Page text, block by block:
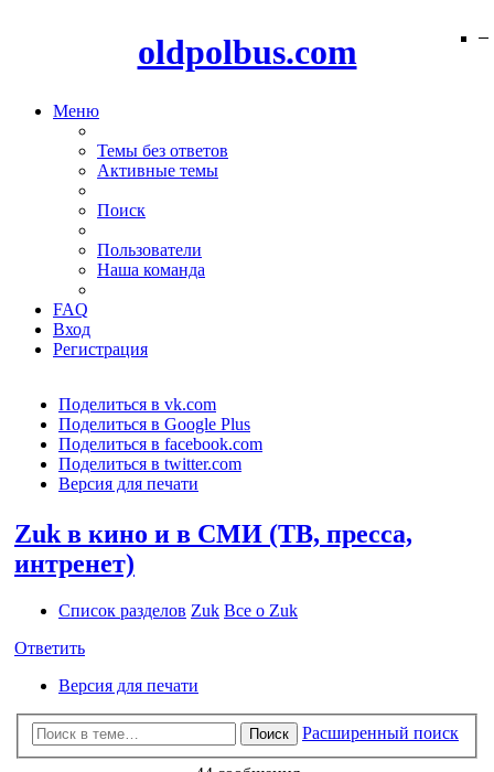
oldpolbus.com
Меню
Темы без ответов
Активные темы
Поиск
Пользователи
Наша команда
FAQ
Вход
Регистрация
Поделиться в vk.com
Поделиться в Google Plus
Поделиться в facebook.com
Поделиться в twitter.com
Версия для печати
Zuk в кино и в СМИ (ТВ, пресса,
интренет)
Список разделов Zuk Все о Zuk
Ответить
Версия для печати
Поиск Расширенный поиск
−
−
−
−
−
−
−
−
−
−
−
−
−
−
−
−
−
−
−
−